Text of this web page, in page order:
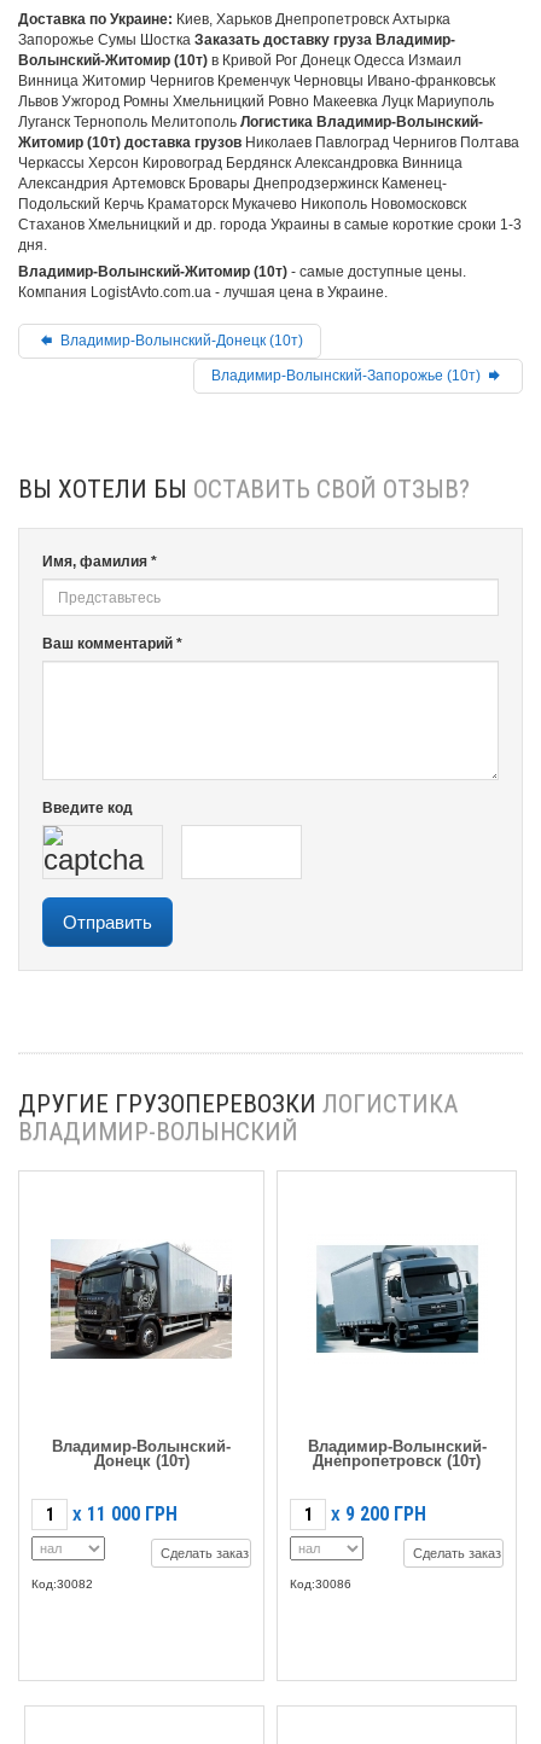
Доставка по Украине: Киев, Харьков Днепропетровск Ахтырка
Запорожье Сумы Шостка Заказать доставку груза Владимир-
Волынский-Житомир (10т) в Кривой Рог Донецк Одесса Измаил
Винница Житомир Чернигов Кременчук Черновцы Ивано-франковськ
Львов Ужгород Ромны Хмельницкий Ровно Макеевка Луцк Мариуполь
Луганск Тернополь Мелитополь Логистика Владимир-Волынский-
Житомир (10т) доставка грузов Николаев Павлоград Чернигов Полтава
Черкассы Херсон Кировоград Бердянск Александровка Винница
Александрия Артемовск Бровары Днепродзержинск Каменец-
Подольский Керчь Краматорск Мукачево Никополь Новомосковск
Стаханов Хмельницкий и др. города Украины в самые короткие сроки 1-3
дня.
Владимир-Волынский-Житомир (10т) - самые доступные цены.
Компания LogistAvto.com.ua - лучшая цена в Украине.
Владимир-Волынский-Донецк (10т)
Владимир-Волынский-Запорожье (10т)
ВЫ ХОТЕЛИ БЫ ОСТАВИТЬ СВОЙ ОТЗЫВ?
Имя, фамилия *
Ваш комментарий *
Введите код
ДРУГИЕ ГРУЗОПЕРЕВОЗКИ ЛОГИСТИКА
ВЛАДИМИР-ВОЛЫНСКИЙ
Владимир-Волынский-
Донецк (10т)
X 11 000 ГРН
Сделать заказ
Код:30082
Владимир-Волынский-
Днепропетровск (10т)
X 9 200 ГРН
Сделать заказ
Код:30086